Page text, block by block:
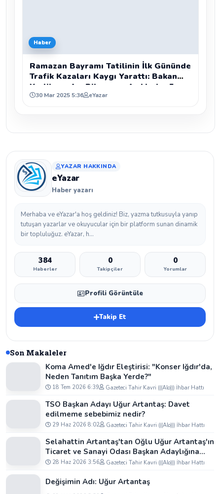
Haber
Ramazan Bayramı Tatilinin İlk Gününde
Trafik Kazaları Kaygı Yarattı: Bakan
Yerlikaya Acı Bilançoyu Açıkladı - 5
Ölü, 1219 Yaralı
30 Mar 2025 5:36 eYazar
YAZAR HAKKINDA
eYazar
Haber yazarı
Merhaba ve eYazar'a hoş geldiniz! Biz, yazma tutkusuyla yanıp
tutuşan yazarlar ve okuyucular için bir platform sunan dinamik
bir topluluğuz. eYazar, h...
384
Haberler
0
Takipçiler
0
Yorumlar
Profili Görüntüle
Takip Et
Son Makaleler
Koma Amed'e Iğdır Eleştirisi: "Konser Iğdır'da,
Neden Tanıtım Başka Yerde?"
18 Tem 2026 6:39 Gazeteci Tahir Kavri (((Alo))) İhbar Hattı
TSO Başkan Adayı Uğur Artantaş: Davet
edilmeme sebebimiz nedir?
29 Haz 2026 8:02 Gazeteci Tahir Kavri (((Alo))) İhbar Hattı
Selahattin Artantaş'tan Oğlu Uğur Artantaş'ın
Ticaret ve Sanayi Odası Başkan Adaylığına
Tam Destek: "Yolun ve Bahtın Açık Olsun
28 Haz 2026 3:56 Gazeteci Tahir Kavri (((Alo))) İhbar Hattı
Değişimin Adı: Uğur Artantaş